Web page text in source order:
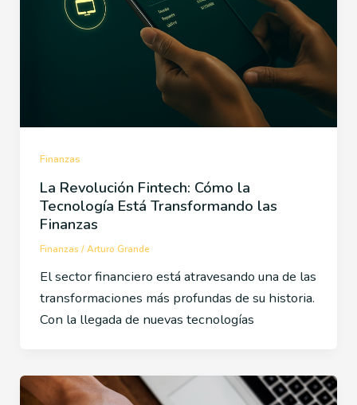
Finanzas
La Revolución Fintech: Cómo la
Tecnología Está Transformando las
Finanzas
Finanzas /Arturo Grande
El sector financiero está atravesando una de las
transformaciones más profundas de su historia.
Con la llegada de nuevas tecnologías